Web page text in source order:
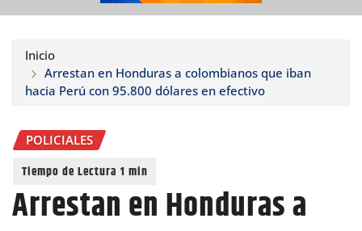
Inicio
Arrestan en Honduras a colombianos que iban
hacia Perú con 95.800 dólares en efectivo
POLICIALES
Arrestan en Honduras a